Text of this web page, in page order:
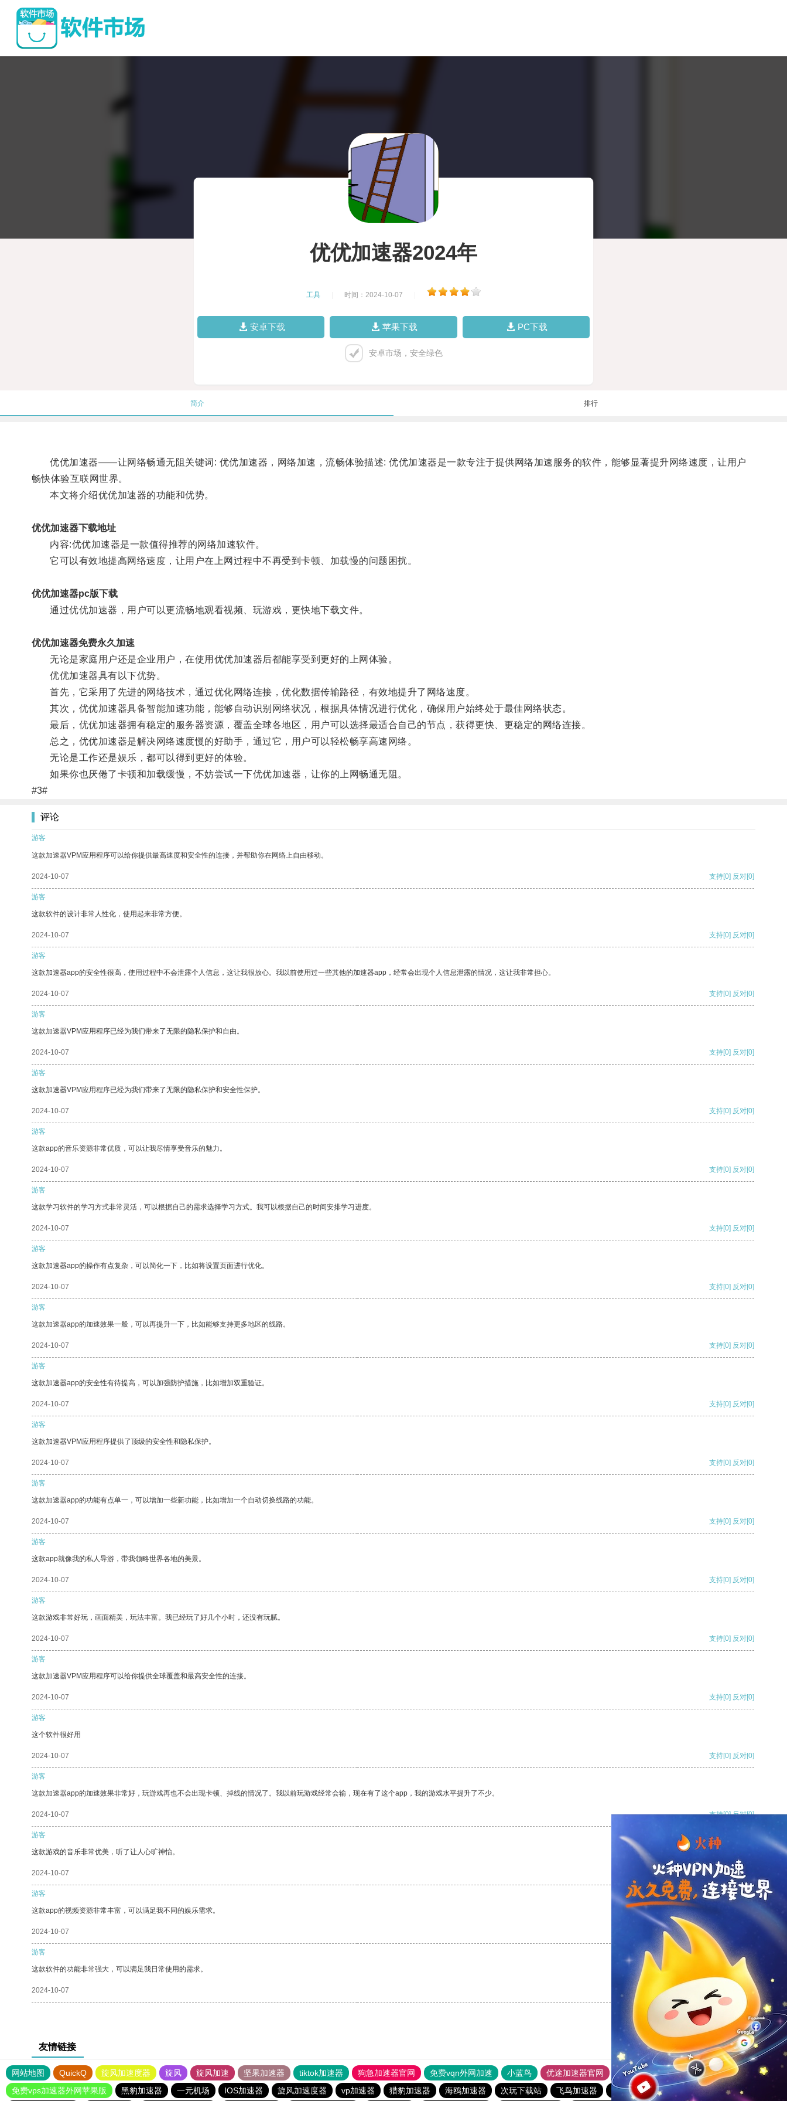
优优加速器2024年
工具 时间：2024-10-07
安卓下载 苹果下载 PC下载
安卓市场，安全绿色
简介 排行
优优加速器——让网络畅通无阻关键词: 优优加速器，网络加速，流畅体验描述: 优优加速器是一款专注于提供网络加速服务的软件，能够显著提升网络速度，让用户
畅快体验互联网世界。
本文将介绍优优加速器的功能和优势。
优优加速器下载地址
内容:优优加速器是一款值得推荐的网络加速软件。
它可以有效地提高网络速度，让用户在上网过程中不再受到卡顿、加载慢的问题困扰。
优优加速器pc版下载
通过优优加速器，用户可以更流畅地观看视频、玩游戏，更快地下载文件。
优优加速器免费永久加速
无论是家庭用户还是企业用户，在使用优优加速器后都能享受到更好的上网体验。
优优加速器具有以下优势。
首先，它采用了先进的网络技术，通过优化网络连接，优化数据传输路径，有效地提升了网络速度。
其次，优优加速器具备智能加速功能，能够自动识别网络状况，根据具体情况进行优化，确保用户始终处于最佳网络状态。
最后，优优加速器拥有稳定的服务器资源，覆盖全球各地区，用户可以选择最适合自己的节点，获得更快、更稳定的网络连接。
总之，优优加速器是解决网络速度慢的好助手，通过它，用户可以轻松畅享高速网络。
无论是工作还是娱乐，都可以得到更好的体验。
如果你也厌倦了卡顿和加载缓慢，不妨尝试一下优优加速器，让你的上网畅通无阻。
#3#
评论
游客
这款加速器VPM应用程序可以给你提供最高速度和安全性的连接，并帮助你在网络上自由移动。
2024-10-07 支持[0] 反对[0]
游客
这款软件的设计非常人性化，使用起来非常方便。
2024-10-07 支持[0] 反对[0]
游客
这款加速器app的安全性很高，使用过程中不会泄露个人信息，这让我很放心。我以前使用过一些其他的加速器app，经常会出现个人信息泄露的情况，这让我非常担心。
2024-10-07 支持[0] 反对[0]
游客
这款加速器VPM应用程序已经为我们带来了无限的隐私保护和自由。
2024-10-07 支持[0] 反对[0]
游客
这款加速器VPM应用程序已经为我们带来了无限的隐私保护和安全性保护。
2024-10-07 支持[0] 反对[0]
游客
这款app的音乐资源非常优质，可以让我尽情享受音乐的魅力。
2024-10-07 支持[0] 反对[0]
游客
这款学习软件的学习方式非常灵活，可以根据自己的需求选择学习方式。我可以根据自己的时间安排学习进度。
2024-10-07 支持[0] 反对[0]
游客
这款加速器app的操作有点复杂，可以简化一下，比如将设置页面进行优化。
2024-10-07 支持[0] 反对[0]
游客
这款加速器app的加速效果一般，可以再提升一下，比如能够支持更多地区的线路。
2024-10-07 支持[0] 反对[0]
游客
这款加速器app的安全性有待提高，可以加强防护措施，比如增加双重验证。
2024-10-07 支持[0] 反对[0]
游客
这款加速器VPM应用程序提供了顶级的安全性和隐私保护。
2024-10-07 支持[0] 反对[0]
游客
这款加速器app的功能有点单一，可以增加一些新功能，比如增加一个自动切换线路的功能。
2024-10-07 支持[0] 反对[0]
游客
这款app就像我的私人导游，带我领略世界各地的美景。
2024-10-07 支持[0] 反对[0]
游客
这款游戏非常好玩，画面精美，玩法丰富。我已经玩了好几个小时，还没有玩腻。
2024-10-07 支持[0] 反对[0]
游客
这款加速器VPM应用程序可以给你提供全球覆盖和最高安全性的连接。
2024-10-07 支持[0] 反对[0]
游客
这个软件很好用
2024-10-07 支持[0] 反对[0]
游客
这款加速器app的加速效果非常好，玩游戏再也不会出现卡顿、掉线的情况了。我以前玩游戏经常会输，现在有了这个app，我的游戏水平提升了不少。
2024-10-07 支持[0] 反对[0]
游客
这款游戏的音乐非常优美，听了让人心旷神怡。
2024-10-07 支持[0] 反对
游客
这款app的视频资源非常丰富，可以满足我不同的娱乐需求。
2024-10-07 支持
游客
这款软件的功能非常强大，可以满足我日常使用的需求。
2024-10-07 支持 反对 [0]
友情链接
网站地图 QuickQ 旋风加速度器 旋风 旋风加速 坚果加速器 tiktok加速器 狗急加速器官网 免费vqn外网加速 小蓝鸟 优途加速器官网 风驰加速器 旋风加速器
八戒看书
免费vps加速器外网苹果版
黑豹加速器 一元机场 IOS加速器 旋风加速度器 vp加速器 猎豹加速器 海鸥加速器 次玩下载站 飞鸟加速器 元链加速器 quickq 加速器哪个好用